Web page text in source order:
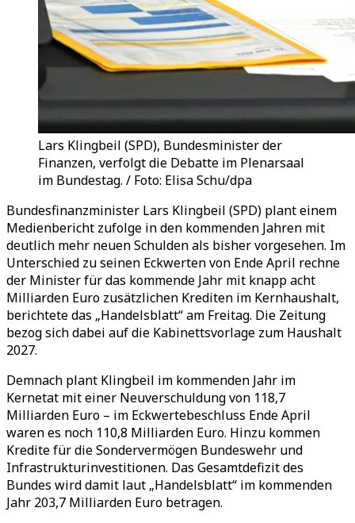
Lars Klingbeil (SPD), Bundesminister der
Finanzen, verfolgt die Debatte im Plenarsaal
im Bundestag. / Foto: Elisa Schu/dpa
Bundesfinanzminister Lars Klingbeil (SPD) plant einem
Medienbericht zufolge in den kommenden Jahren mit
deutlich mehr neuen Schulden als bisher vorgesehen. Im
Unterschied zu seinen Eckwerten von Ende April rechne
der Minister für das kommende Jahr mit knapp acht
Milliarden Euro zusätzlichen Krediten im Kernhaushalt,
berichtete das „Handelsblatt“ am Freitag. Die Zeitung
bezog sich dabei auf die Kabinettsvorlage zum Haushalt
2027.
Demnach plant Klingbeil im kommenden Jahr im
Kernetat mit einer Neuverschuldung von 118,7
Milliarden Euro – im Eckwertebeschluss Ende April
waren es noch 110,8 Milliarden Euro. Hinzu kommen
Kredite für die Sondervermögen Bundeswehr und
Infrastrukturinvestitionen. Das Gesamtdefizit des
Bundes wird damit laut „Handelsblatt“ im kommenden
Jahr 203,7 Milliarden Euro betragen.